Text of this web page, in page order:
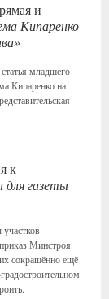
и
Кипаренко
младшего
Кипаренко на
к
для газеты
Минстроя
сокращённо ещё